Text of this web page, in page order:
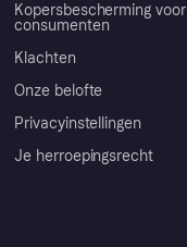
Kopersbescherming voor
consumenten
Klachten
Onze belofte
Privacyinstellingen
Je herroepingsrecht